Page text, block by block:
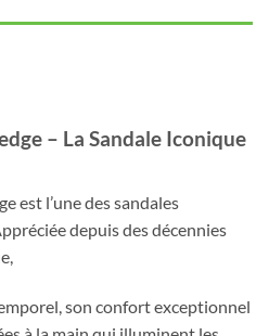
– La Sandale Iconique
est l’une des sandales
depuis des décennies
son confort exceptionnel